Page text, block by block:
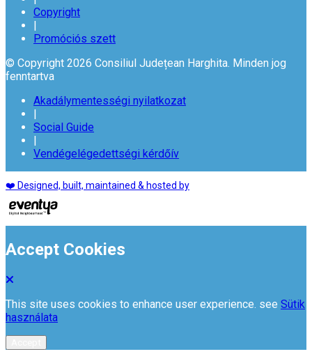
Copyright
Promóciós szett
© Copyright 2026 Consiliul Județean Harghita. Minden jog
fenntartva
Akadálymentességi nyilatkozat
Social Guide
Vendégelégedettségi kérdőív
❤️ Designed, built, maintained & hosted by
Accept Cookies
This site uses cookies to enhance user experience. see Sütik
használata